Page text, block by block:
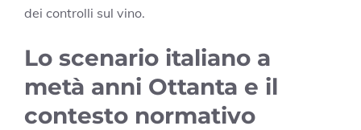
dei controlli sul vino.
Lo scenario italiano a
metà anni Ottanta e il
contesto normativo